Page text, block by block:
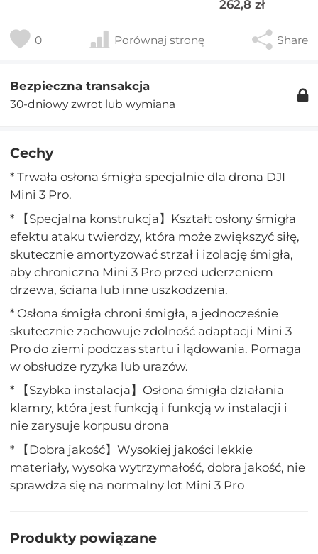
262,8 zł
0 Porównaj stronę Share
Bezpieczna transakcja
30-dniowy zwrot lub wymiana
Cechy
* Trwała osłona śmigła specjalnie dla drona DJI
Mini 3 Pro.
* 【Specjalna konstrukcja】Kształt osłony śmigła
efektu ataku twierdzy, która może zwiększyć siłę,
skutecznie amortyzować strzał i izolację śmigła,
aby chroniczna Mini 3 Pro przed uderzeniem
drzewa, ściana lub inne uszkodzenia.
* Osłona śmigła chroni śmigła, a jednocześnie
skutecznie zachowuje zdolność adaptacji Mini 3
Pro do ziemi podczas startu i lądowania. Pomaga
w obsłudze ryzyka lub urazów.
* 【Szybka instalacja】Osłona śmigła działania
klamry, która jest funkcją i funkcją w instalacji i
nie zarysuje korpusu drona
* 【Dobra jakość】Wysokiej jakości lekkie
materiały, wysoka wytrzymałość, dobra jakość, nie
sprawdza się na normalny lot Mini 3 Pro
Produkty powiązane